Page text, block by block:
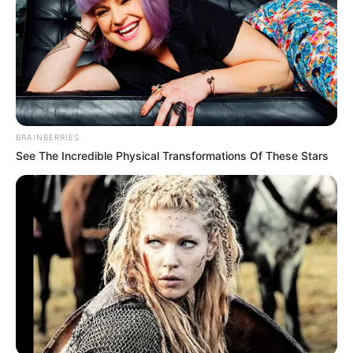
ΜΙΧΈΛΗ ΜΠΟΥΛΤΑΔΑΚΗ, ΕΙΔΙΚΗΣ ΠΑΘΟΛΟΓΟΥ, ΕΙΔΙΚΗΣ
ΚΑΡΔΙΟΛΟΓΟΥ. ”...
ΥΓΕΙΑ
Ο ΙΠΠΟΚΡΑΤΗΣ ΘΑ ΕΠΑΙΡΝΕ ΤΑ ΠΤΥΧΙΑ
ΑΠΟ ΟΛΟΥΣ ΤΟΥΣ ΓΙΑΤΡΟΥΣ.
BRAINBERRIES
See The Incredible Physical Transformations Of These Stars